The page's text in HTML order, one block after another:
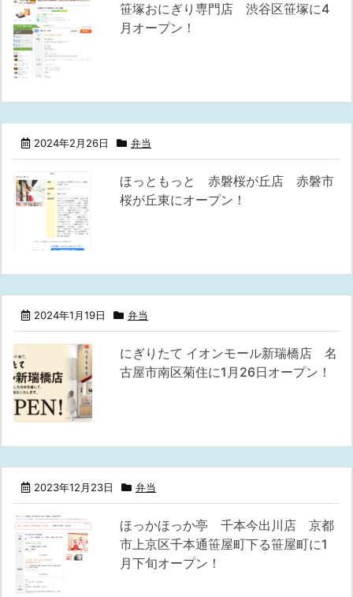
笹塚おにぎり専門店 渋谷区笹塚に4
月オープン！
2024年2月26日 弁当
ほっともっと 赤磐桜が丘店 赤磐市
桜が丘東にオープン！
2024年1月19日 弁当
にぎりたて イオンモール新瑞橋店 名
古屋市南区菊住に1月26日オープン！
2023年12月23日 弁当
ほっかほっか亭 千本今出川店 京都
市上京区千本通笹屋町下る笹屋町に1
月下旬オープン！